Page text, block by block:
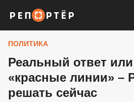
ПОЛИТИКА
Реальный ответ
«красные линии» –
решать сейчас